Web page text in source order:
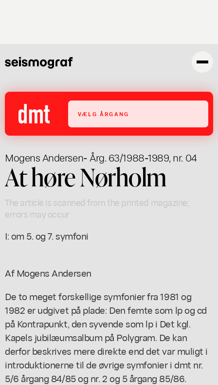
VÆLG ÅRGANG
Mogens Andersen- Årg. 63/1988-1989, nr. 04
At høre Nørholm
The article is scanned from the printed magazine;
errors may occur
I: om 5. og 7. symfoni
Af Mogens Andersen
De to meget forskellige symfonier fra 1981 og
1982 er udgivet på plade: Den femte som lp og cd
på Kontrapunkt, den syvende som lp i Det kgl.
Kapels jubilæumsalbum på Polygram. De kan
derfor beskrives mere direkte end det var muligt i
introduktionerne til de øvrige symfonier i dmt nr.
5/6 årgang 84/85 og nr. 2 og 5 årgang 85/86.